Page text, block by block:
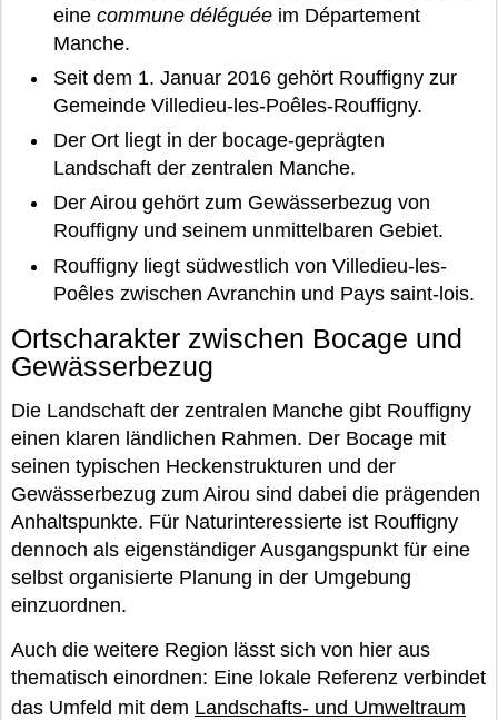
eine commune déléguéeim Département
Manche.
Seit dem 1. Januar 2016 gehört Rouffigny zur
Gemeinde Villedieu-les-Poêles-Rouffigny.
Der Ort liegt in der bocage-geprägten
Landschaft der zentralen Manche.
Der Airou gehört zum Gewässerbezug von
Rouffigny und seinem unmittelbaren Gebiet.
Rouffigny liegt südwestlich von Villedieu-les-
Poêles zwischen Avranchin und Pays saint-lois.
Ortscharakter zwischen Bocage und
Gewässerbezug
Die Landschaft der zentralen Manche gibt Rouffigny
einen klaren ländlichen Rahmen. Der Bocage mit
seinen typischen Heckenstrukturen und der
Gewässerbezug zum Airou sind dabei die prägenden
Anhaltspunkte. Für Naturinteressierte ist Rouffigny
dennoch als eigenständiger Ausgangspunkt für eine
selbst organisierte Planung in der Umgebung
einzuordnen.
Auch die weitere Region lässt sich von hier aus
thematisch einordnen: Eine lokale Referenz verbindet
das Umfeld mit dem Landschafts- und Umweltraum